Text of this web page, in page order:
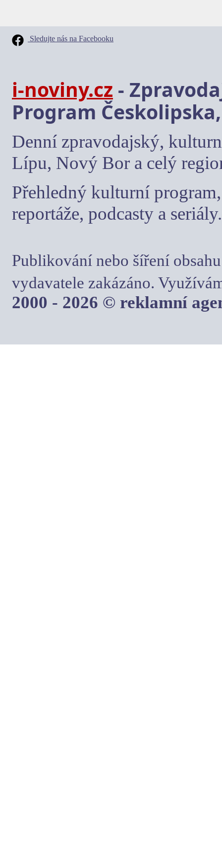
Sledujte nás na Facebooku
i-noviny.cz -
Program
Denní zpravodajský,
Lípu, Nový Bor a celý
Přehledný kulturní
reportáže, podcasty a seriály.
Publikování nebo šíření
vydavatele zakázáno.
2000 - 2026 © reklamní